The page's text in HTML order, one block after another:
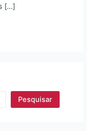
[…]
Pesquisar